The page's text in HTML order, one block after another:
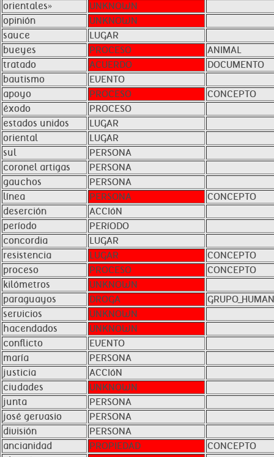
orientales»
UNKNOWN
opinión
UNKNOWN
sauce
LUGAR
bueyes
PROCESO
ANIMAL
tratado
ACUERDO
DOCUMENTO
bautismo
EVENTO
apoyo
PROCESO
CONCEPTO
éxodo
PROCESO
estados unidos
LUGAR
oriental
LUGAR
sul
PERSONA
coronel artigas
PERSONA
gauchos
PERSONA
línea
PERSONA
CONCEPTO
deserción
ACCIóN
período
PERíODO
concordia
LUGAR
resistencia
LUGAR
CONCEPTO
proceso
PROCESO
CONCEPTO
kilómetros
UNKNOWN
paraguayos
DROGA
servicios
UNKNOWN
hacendados
UNKNOWN
conflicto
EVENTO
maría
PERSONA
justicia
ACCIóN
ciudades
UNKNOWN
junta
PERSONA
josé gervasio
PERSONA
división
PERSONA
ancianidad
PROPIEDAD
CONCEPTO